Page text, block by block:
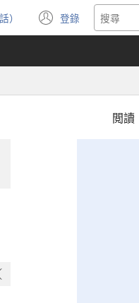
） 登錄
（開
啟
視
閲讀